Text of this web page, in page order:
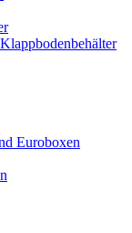
Euroboxen